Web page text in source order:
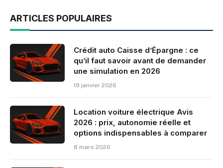
ARTICLES POPULAIRES
Crédit auto Caisse d’Épargne : ce
qu’il faut savoir avant de demander
une simulation en 2026
19 janvier 2026
Location voiture électrique Avis
2026 : prix, autonomie réelle et
options indispensables à comparer
8 mars 2026